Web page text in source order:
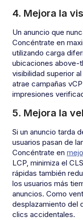
4. Mejora la
Un anuncio que
Concéntrate en
utilizando carga
ubicaciones above-
visibilidad superior
atrae campañas
impresiones
5. Mejora la
Si un anuncio tarda
usuarios pasan de
Concéntrate en
LCP, minimiza el
rápidas también
los usuarios más
anuncios. Como
desplazamiento del
clics accidentales.